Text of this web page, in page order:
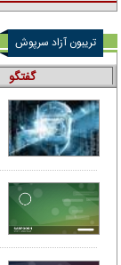
تریبون آزاد سرپوش
گفتگو